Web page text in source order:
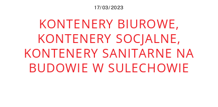
17/03/2023
KONTENERY BIUROWE,
KONTENERY SOCJALNE,
KONTENERY SANITARNE NA
BUDOWIE W SULECHOWIE